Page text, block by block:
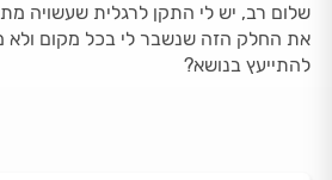
שלום רב, יש לי התקן לרגלית שעשויה
את החלק הזה שנשבר לי בכל מקום ולא
להתייעץ בנושא?